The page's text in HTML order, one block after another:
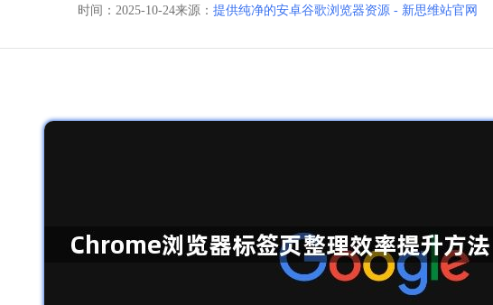
时间： 2025-10-24来源： 提供纯净的安卓谷歌浏览器资源 - 新思维站官网